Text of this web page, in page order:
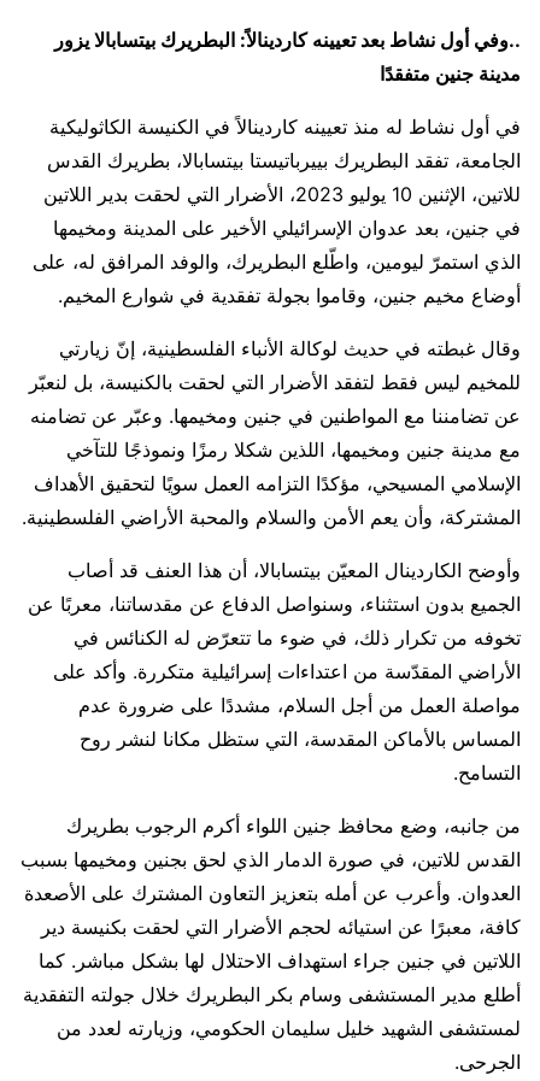
..وفي أول نشاط بعد تعيينه كاردينالاً: البطريرك بيتسابالا يزور
مدينة جنين متفقدًا
في أول نشاط له منذ تعيينه كاردينالاً في الكنيسة الكاثوليكية
الجامعة، تفقد البطريرك بييرباتيستا بيتسابالا، بطريرك القدس
للاتين، الإثنين 10 يوليو 2023، الأضرار التي لحقت بدير اللاتين
في جنين، بعد عدوان الإسرائيلي الأخير على المدينة ومخيمها
الذي استمرّ ليومين، واطّلع البطريرك، والوفد المرافق له، على
أوضاع مخيم جنين، وقاموا بجولة تفقدية في شوارع المخيم.
وقال غبطته في حديث لوكالة الأنباء الفلسطينية، إنّ زيارتي
للمخيم ليس فقط لتفقد الأضرار التي لحقت بالكنيسة، بل لنعبّر
عن تضامننا مع المواطنين في جنين ومخيمها. وعبّر عن تضامنه
مع مدينة جنين ومخيمها، اللذين شكلا رمزًا ونموذجًا للتآخي
الإسلامي المسيحي، مؤكدًا التزامه العمل سويًا لتحقيق الأهداف
المشتركة، وأن يعم الأمن والسلام والمحبة الأراضي الفلسطينية.
وأوضح الكاردينال المعيّن بيتسابالا، أن هذا العنف قد أصاب
الجميع بدون استثناء، وسنواصل الدفاع عن مقدساتنا، معربًا عن
تخوفه من تكرار ذلك، في ضوء ما تتعرّض له الكنائس في
الأراضي المقدّسة من اعتداءات إسرائيلية متكررة. وأكد على
مواصلة العمل من أجل السلام، مشددًا على ضرورة عدم
المساس بالأماكن المقدسة، التي ستظل مكانا لنشر روح
التسامح.
من جانبه، وضع محافظ جنين اللواء أكرم الرجوب بطريرك
القدس للاتين، في صورة الدمار الذي لحق بجنين ومخيمها بسبب
العدوان. وأعرب عن أمله بتعزيز التعاون المشترك على الأصعدة
كافة، معبرًا عن استيائه لحجم الأضرار التي لحقت بكنيسة دير
اللاتين في جنين جراء استهداف الاحتلال لها بشكل مباشر. كما
أطلع مدير المستشفى وسام بكر البطريرك خلال جولته التفقدية
لمستشفى الشهيد خليل سليمان الحكومي، وزيارته لعدد من
الجرحى.